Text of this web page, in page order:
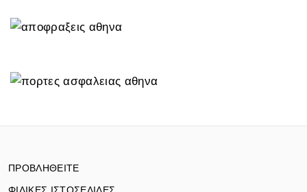
ΠΡΟΒΛΗΘΕΙΤΕ
ΦΙΛΙΚΕΣ ΙΣΤΟΣΕΛΙΔΕΣ